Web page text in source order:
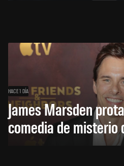
HACE 1 DÍA
James Marsden
comedia de misterio